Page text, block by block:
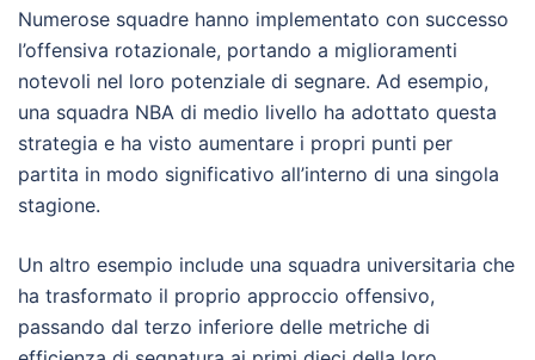
Numerose squadre hanno implementato con successo
l’offensiva rotazionale, portando a miglioramenti
notevoli nel loro potenziale di segnare. Ad esempio,
una squadra NBA di medio livello ha adottato questa
strategia e ha visto aumentare i propri punti per
partita in modo significativo all’interno di una singola
stagione.
Un altro esempio include una squadra universitaria che
ha trasformato il proprio approccio offensivo,
passando dal terzo inferiore delle metriche di